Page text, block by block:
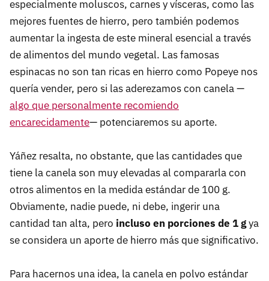
especialmente moluscos, carnes y vísceras, como las
mejores fuentes de hierro, pero también podemos
aumentar la ingesta de este mineral esencial a través
de alimentos del mundo vegetal. Las famosas
espinacas no son tan ricas en hierro como Popeye nos
quería vender, pero si las aderezamos con canela —
algo que personalmente recomiendo
encarecidamente— potenciaremos su aporte.
Yáñez resalta, no obstante, que las cantidades que
tiene la canela son muy elevadas al compararla con
otros alimentos en la medida estándar de 100 g.
Obviamente, nadie puede, ni debe, ingerir una
cantidad tan alta, pero incluso en porciones de 1 gya
se considera un aporte de hierro más que significativo.
Para hacernos una idea, la canela en polvo estándar